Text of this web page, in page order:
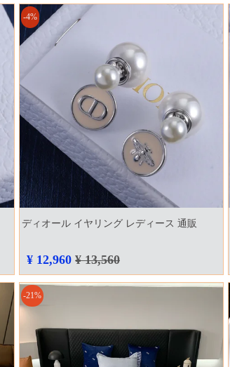
-4%
ディオール イヤリング レディース 通販
¥ 12,960 ¥ 13,560
-21%